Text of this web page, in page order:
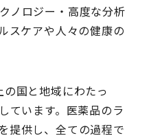
ノロジー・高度な分析
スケアや人々の健康の
国と地域にわたっ
ています。医薬品のラ
提供し、全ての過程で